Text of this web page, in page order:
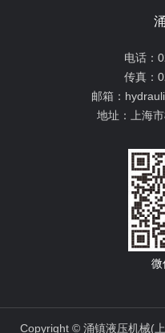
电话：
传真：
邮箱：
地址： 上海
微
Copyright © 涌镇液压机械(